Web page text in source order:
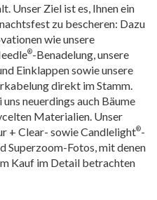
Unser Ziel ist es, Ihnen ein
zu bescheren: Dazu
wie unsere
®-Benadelung, unsere
Einklappen sowie unsere
direkt im Stamm.
neuerdings auch Bäume
Materialien. Unser
+ Clear- sowie Candlelight®-
Superzoom-Fotos, mit denen
Kauf im Detail betrachten